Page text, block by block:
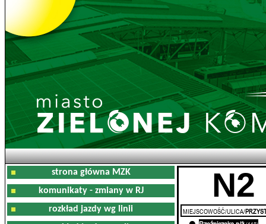
strona główna MZK
komunikaty - zmiany w RJ
rozkład jazdy wg linii
N2
MIEJSCOWOŚĆ/ULICA/